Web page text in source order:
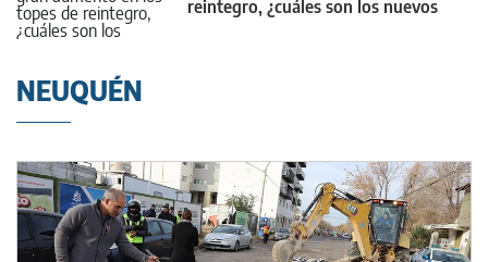
reintegro, ¿cuáles son los nuevos
NEUQUÉN